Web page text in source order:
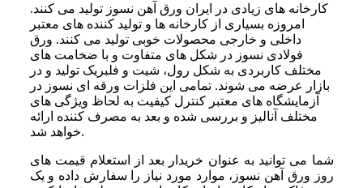
کارخانه ‌های زیادی در ایران ورق آهن نسوز تولید می ‌کنند.
امروزه بسیاری از کارخانه‌ ها و تولید کننده ‌های معتبر
داخلی و خارجی محصولات خوبی تولید می‌ کنند. ورق
فولادی نسوز در شکل‌ های متفاوت و با ضخامت ‌های
مختلف کاربردی به شکل رول، شیت و فلبریک تولید و در
بازار عرضه می ‌شوند. تمامی این فلزات ورقه ‌ای نسوز در
آزمایشگاه ‌های معتبر کنترل کیفیت به لحاظ ویژگی‌ های
مختلف آنالیز و بررسی‌ شده و بعد به مصرف ‌کننده ارائه
خواهد شد.
شما می ‌توانید به ‌عنوان خریدار بعد از استعلام قیمت‌ های
روز ورق آهن نسوز، موارد مورد نیاز را سفارش داده و یک